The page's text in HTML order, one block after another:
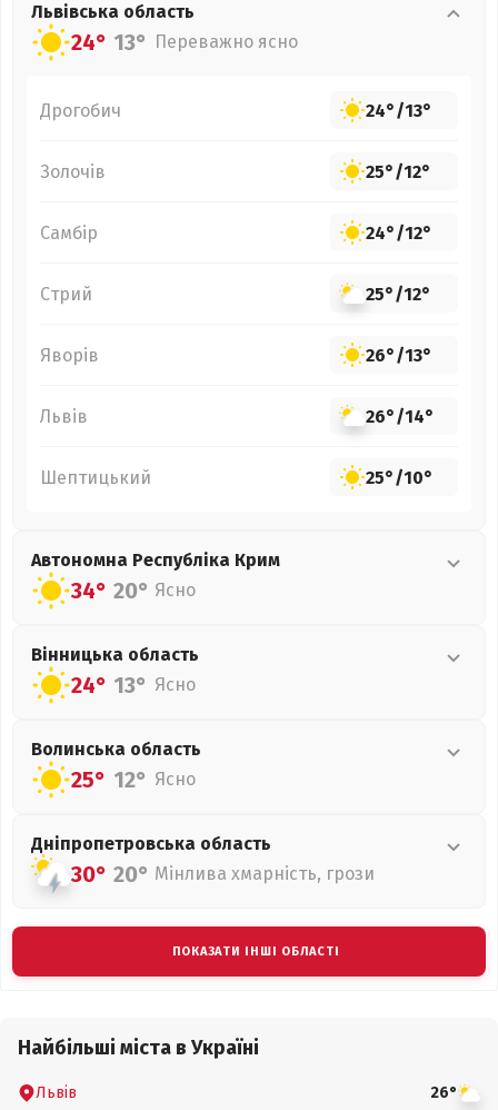
Львівська область
24° 13° Переважно ясно
Дрогобич 24°/13°
Золочів 25°/12°
Самбір 24°/12°
Стрий 25°/12°
Яворів 26°/13°
Львів 26°/14°
Шептицький 25°/10°
Автономна Республіка Крим
34° 20° Ясно
Вінницька область
24° 13° Ясно
Волинська область
25° 12° Ясно
Дніпропетровська область
30° 20° Мінлива хмарність, грози
ПОКАЗАТИ ІНШІ ОБЛАСТІ
Найбільші міста в Україні
Львів 26°